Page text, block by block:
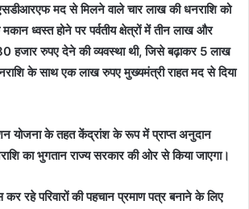
मद से मिलने वाले चार लाख की धनराशि को
ध्वस्त होने पर पर्वतीय क्षेत्रों में तीन लाख और
हजार रुपए देने की व्यवस्था थी, जिसे बढ़ाकर 5 लाख
के साथ एक लाख रुपए मुख्यमंत्री राहत मद से दिया
योजना के तहत केंद्रांश के रूप में प्राप्त अनुदान
का भुगतान राज्य सरकार की ओर से किया जाएगा।
कर रहे परिवारों की पहचान प्रमाण पत्र बनाने के लिए